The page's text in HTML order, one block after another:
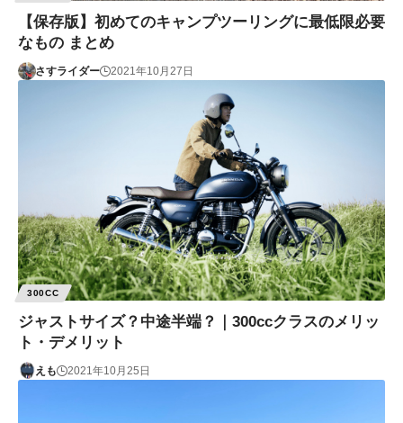
【保存版】初めてのキャンプツーリングに最低限必要
なもの まとめ
さすライダー 2021年10月27日
300CC
ジャストサイズ？中途半端？｜300ccクラスのメリッ
ト・デメリット
えも 2021年10月25日